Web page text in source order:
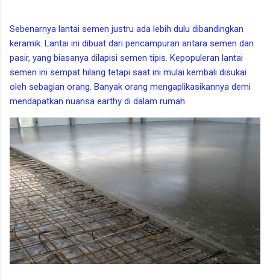
Sebenarnya lantai semen justru ada lebih dulu dibandingkan
keramik. Lantai ini dibuat dari pencampuran antara semen dan
pasir, yang biasanya dilapisi semen tipis. Kepopuleran lantai
semen ini sempat hilang tetapi saat ini mulai kembali disukai
oleh sebagian orang. Banyak orang mengaplikasikannya demi
mendapatkan nuansa earthy di dalam rumah.